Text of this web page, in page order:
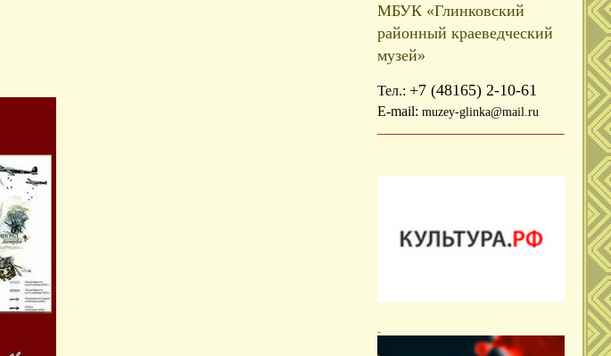
МБУК «Глинковский
районный краеведческий
музей»
Тел.: +7 (48165) 2-10-61
E-mail: muzey-glinka@mail.ru